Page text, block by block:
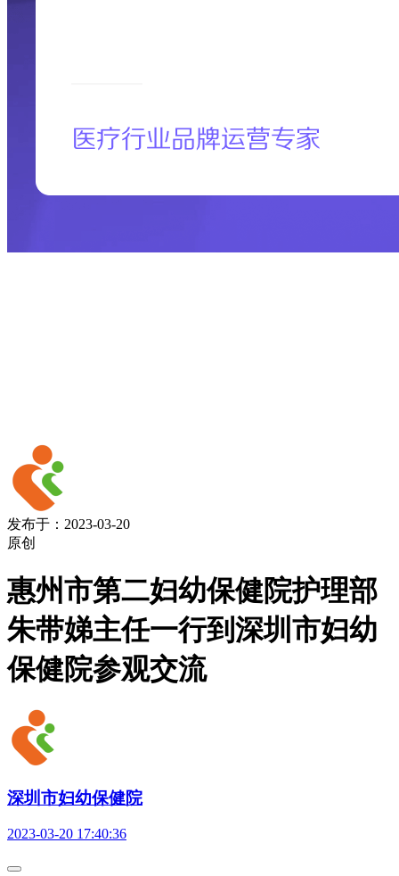
发布于：2023-03-20
原创
惠州市第二妇幼保健院护理部
朱带娣主任一行到深圳市妇幼
保健院参观交流
深圳市妇幼保健院
2023-03-20 17:40:36